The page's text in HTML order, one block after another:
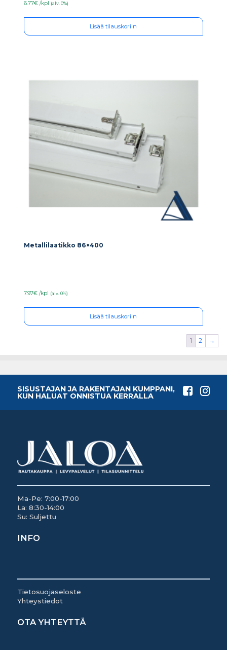
6.77€ /kpl (alv. 0%)
Lisää tilauskoriin
Metallilaatikko 86×400
7.97€ /kpl (alv. 0%)
Lisää tilauskoriin
1 2 →
SISUSTAJAN JA RAKENTAJAN KUMPPANI,
KUN HALUAT ONNISTUA KERRALLA
Ma-Pe: 7:00-17:00
La: 8:30-14:00
Su: Suljettu
INFO
Tietosuojaseloste
Yhteystiedot
OTA YHTEYTTÄ